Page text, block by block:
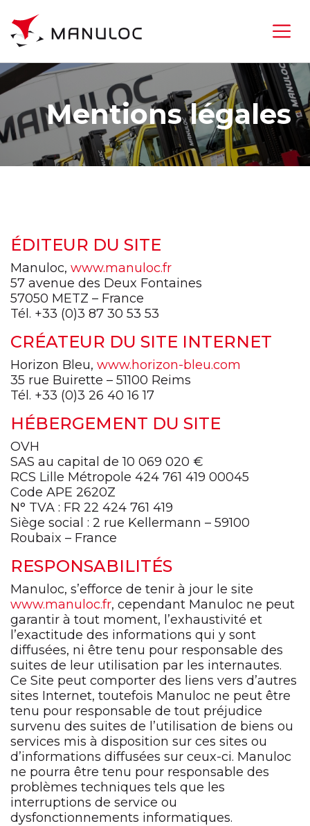
Mentions légales
ÉDITEUR DU SITE
Manuloc, www.manuloc.fr
57 avenue des Deux Fontaines
57050 METZ – France
Tél. +33 (0)3 87 30 53 53
CRÉATEUR DU SITE INTERNET
Horizon Bleu, www.horizon-bleu.com
35 rue Buirette – 51100 Reims
Tél. +33 (0)3 26 40 16 17
HÉBERGEMENT DU SITE
OVH
SAS au capital de 10 069 020 €
RCS Lille Métropole 424 761 419 00045
Code APE 2620Z
N° TVA : FR 22 424 761 419
Siège social : 2 rue Kellermann – 59100
Roubaix – France
RESPONSABILITÉS
Manuloc, s’efforce de tenir à jour le site
www.manuloc.fr, cependant Manuloc ne peut
garantir à tout moment, l’exhaustivité et
l’exactitude des informations qui y sont
diffusées, ni être tenu pour responsable des
suites de leur utilisation par les internautes.
Ce Site peut comporter des liens vers d’autres
sites Internet, toutefois Manuloc ne peut être
tenu pour responsable de tout préjudice
survenu des suites de l’utilisation de biens ou
services mis à disposition sur ces sites ou
d’informations diffusées sur ceux-ci. Manuloc
ne pourra être tenu pour responsable des
problèmes techniques tels que les
interruptions de service ou
dysfonctionnements informatiques.